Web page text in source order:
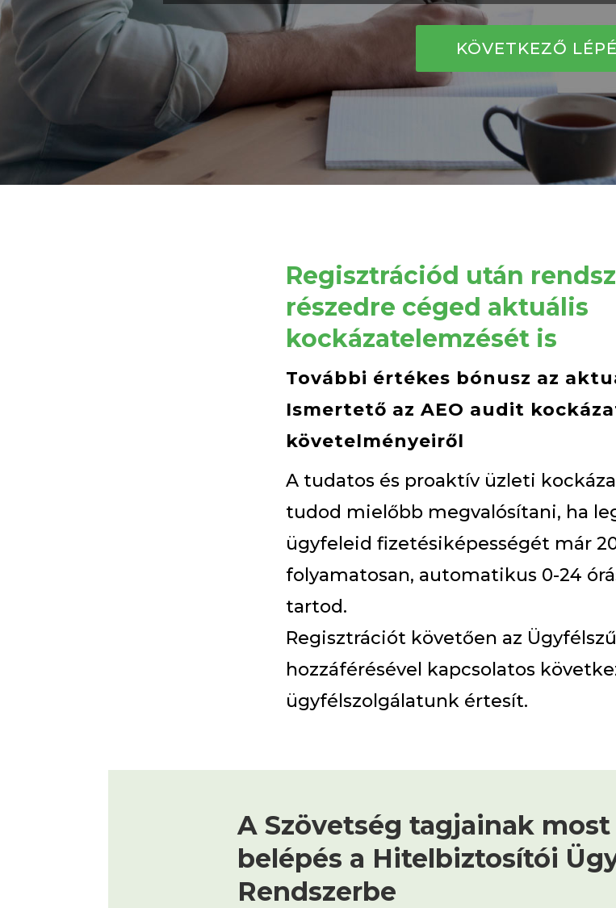
KÖVETKEZŐ
Regisztrációd után
részedre céged aktuális
kockázatelemzését is
További értékes bónusz az
Ismertető az AEO audit
követelményeiről
A tudatos és proaktív üzleti
tudod mielőbb megvalósítani, ha
ügyfeleid fizetésiképességét már
folyamatosan, automatikus 0-24
tartod.
Regisztrációt követően az
hozzáférésével kapcsolatos
ügyfélszolgálatunk értesít.
A Szövetség tagjainak
belépés a Hitelbiztosítói
Rendszerbe